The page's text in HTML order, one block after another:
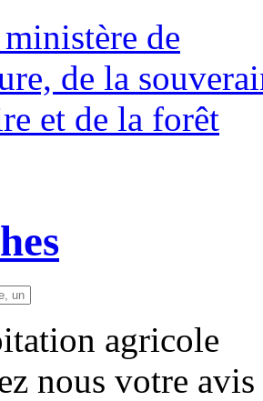
agricole
nous votre avis